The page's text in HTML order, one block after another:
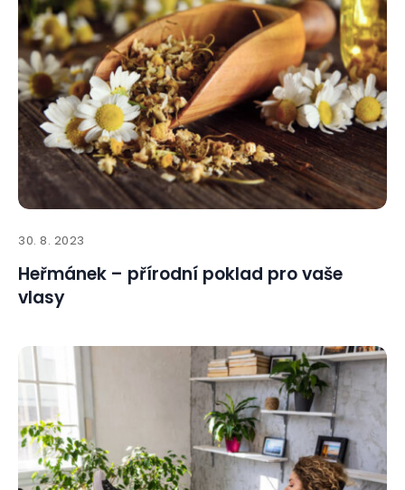
30. 8. 2023
Heřmánek – přírodní poklad pro vaše
vlasy